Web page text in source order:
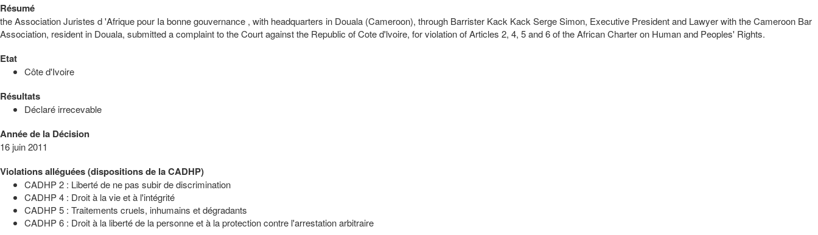
Résumé
the Association Juristes d 'Afrique pour Ia bonne gouvernance , with headquarters in Douala (Cameroon), through Barrister Kack Kack Serge Simon, Executive President and Lawyer with the Cameroon Bar
Association, resident in Douala, submitted a complaint to the Court against the Republic of Cote d'lvoire, for violation of Articles 2, 4, 5 and 6 of the African Charter on Human and Peoples' Rights.
Etat
Côte d'Ivoire
Résultats
Déclaré irrecevable
Année de la Décision
16 juin 2011
Violations alléguées (dispositions de la CADHP)
CADHP 2 : Liberté de ne pas subir de discrimination
CADHP 4 : Droit à la vie et à l'intégrité
CADHP 5 : Traitements cruels, inhumains et dégradants
CADHP 6 : Droit à la liberté de la personne et à la protection contre l'arrestation arbitraire